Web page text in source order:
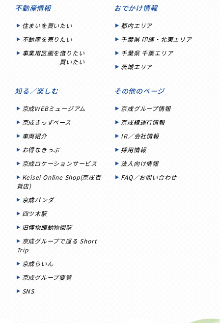
不動産情報
住まいを買いたい
不動産を売りたい
事業用区画を借りたい
買いたい
おでかけ情報
都内エリア
千葉県 印旛・北東エリア
千葉県 千葉エリア
茨城エリア
知る／楽しむ
京成WEBミュージアム
京成きっずベース
車両紹介
お得なきっぷ
京成ロケーションサービス
Keisei Online Shop(京成百
貨店)
京成パンダ
四ツ木駅
旧博物館動物園駅
京成グループで巡る Short
Trip
京成らいん
京成グループ要覧
SNS
その他のページ
京成グループ情報
京成線運行情報
IR／会社情報
採用情報
法人向け情報
FAQ／お問い合わせ